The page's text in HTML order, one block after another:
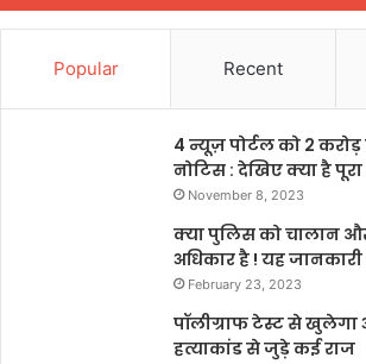
Popular Recent
4 न्यूज़ पोर्टल को 2
नोटिस : देखिए क्या है
November 8, 2023
क्या पुलिस को चालान
अधिकार है ! यह
February 23, 2023
पॉलीग्राफ टेस्ट से खुलेगा
हत्याकांड से जुड़े कई राज